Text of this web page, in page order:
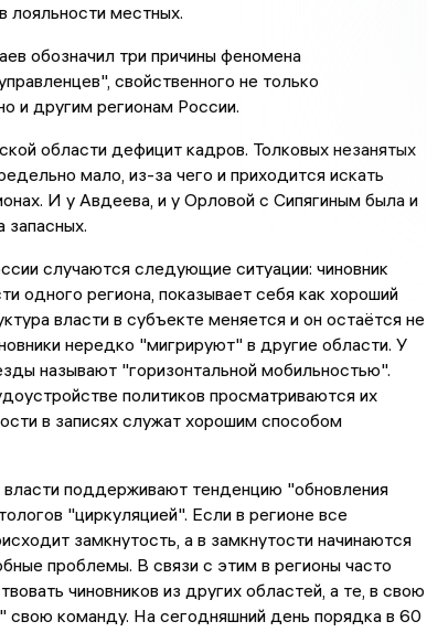
лояльности местных.
обозначил три причины феномена
свойственного не только
и другим регионам России.
области дефицит кадров. Толковых незанятых
мало, из-за чего и приходится искать
И у Авдеева, и у Орловой с Сипягиным была и
запасных.
случаются следующие ситуации: чиновник
одного региона, показывает себя как хороший
власти в субъекте меняется и он остаётся не
нередко "мигрируют" в другие области. У
называют "горизонтальной мобильностью".
политиков просматриваются их
в записях служат хорошим способом
поддерживают тенденцию "обновления
"циркуляцией". Если в регионе все
замкнутость, а в замкнутости начинаются
проблемы. В связи с этим в регионы часто
чиновников из других областей, а те, в свою
свою команду. На сегодняшний день порядка в 60